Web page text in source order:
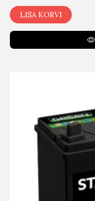
LISA KORVI